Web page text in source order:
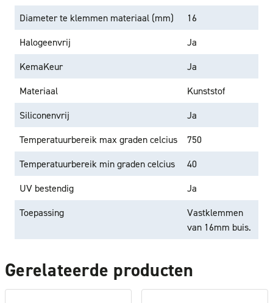
Diameter te klemmen materiaal (mm)
16
Halogeenvrij
Ja
KemaKeur
Ja
Materiaal
Kunststof
Siliconenvrij
Ja
Temperatuurbereik max graden celcius
750
Temperatuurbereik min graden celcius
40
UV bestendig
Ja
Toepassing
Vastklemmen
van 16mm buis.
Gerelateerde producten